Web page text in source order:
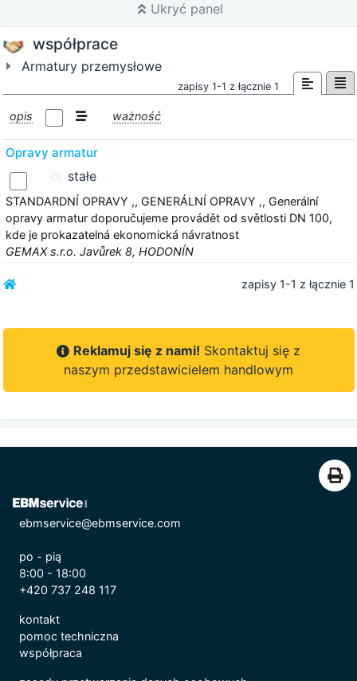
Ukryć panel
współprace
Armatury przemysłowe
zapisy 1-1 z łącznie 1
opis ważność
Opravy armatur
stałe
STANDARDNÍ OPRAVY ,, GENERÁLNÍ OPRAVY ,, Generální
opravy armatur doporučujeme provádět od světlosti DN 100,
kde je prokazatelná ekonomická návratnost
GEMAX s.r.o. Javůrek 8, HODONÍN
zapisy 1-1 z łącznie 1
Reklamuj się z nami! Skontaktuj się z
naszym przedstawicielem handlowym
ebmservice@ebmservice.com
po - pią
8:00 - 18:00
+420 737 248 117
kontakt
pomoc techniczna
współpraca